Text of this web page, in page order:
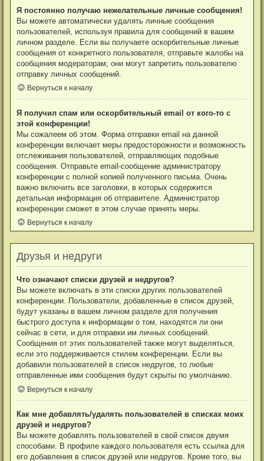
Я постоянно получаю нежелательные личные сообщения!
Вы можете автоматически удалять личные сообщения
пользователей, используя правила для сообщений в вашем
личном разделе. Если вы получаете оскорбительные личные
сообщения от конкретного пользователя, отправьте жалобы на
сообщения модераторам; они могут запретить пользователю
отправку личных сообщений.
Вернуться к началу
Я получил спам или оскорбительный email от кого-то с
этой конференции!
Мы сожалеем об этом. Форма отправки email на данной
конференции включает меры предосторожности и возможность
отслеживания пользователей, отправляющих подобные
сообщения. Отправьте email-сообщение администратору
конференции с полной копией полученного письма. Очень
важно включить все заголовки, в которых содержится
детальная информация об отправителе. Администратор
конференции сможет в этом случае принять меры.
Вернуться к началу
Друзья и недруги
Что означают списки друзей и недругов?
Вы можете включать в эти списки других пользователей
конференции. Пользователи, добавленные в список друзей,
будут указаны в вашем личном разделе для получения
быстрого доступа к информации о том, находятся ли они
сейчас в сети, и для отправки им личных сообщений.
Сообщения от этих пользователей также могут выделяться,
если это поддерживается стилем конференции. Если вы
добавили пользователей в список недругов, то любые
отправленные ими сообщения будут скрыты по умолчанию.
Вернуться к началу
Как мне добавлять/удалять пользователей в списках моих
друзей и недругов?
Вы можете добавлять пользователей в свой список двумя
способами. В профиле каждого пользователя есть ссылка для
его добавления в список друзей или недругов. Кроме того, вы